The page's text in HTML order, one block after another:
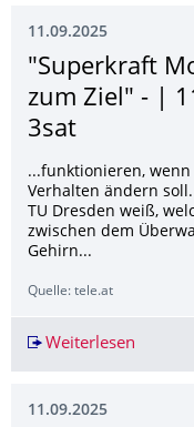
11.09.2025
"Superkraft
zum Ziel" - |
3sat
...funktionieren,
Verhalten ändern
TU Dresden weiß,
zwischen dem
Gehirn...
Quelle: tele.at
Weiterlesen
11.09.2025